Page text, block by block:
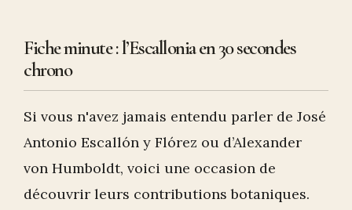
Fiche minute : l’Escallonia en 30 secondes
chrono
Si vous n'avez jamais entendu parler de José
Antonio Escallón y Flórez ou d’Alexander
von Humboldt, voici une occasion de
découvrir leurs contributions botaniques.